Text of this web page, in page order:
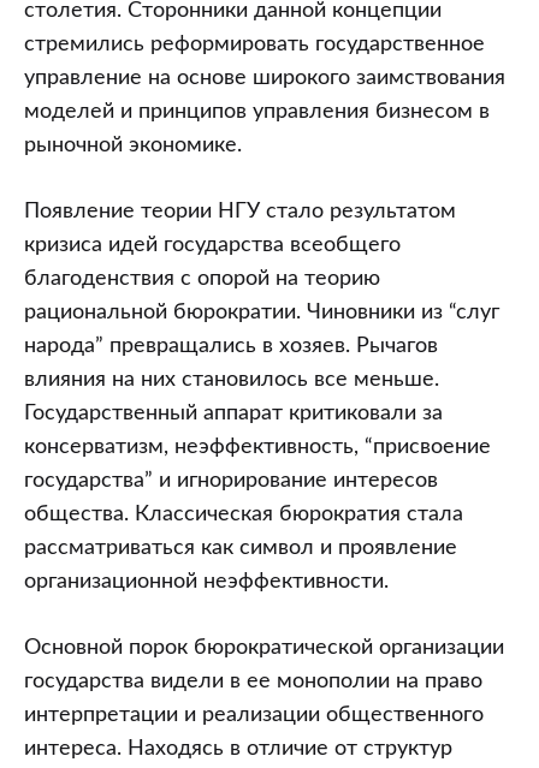
столетия. Сторонники данной концепции
стремились реформировать государственное
управление на основе широкого заимствования
моделей и принципов управления бизнесом в
рыночной экономике.
Появление теории НГУ стало результатом
кризиса идей государства всеобщего
благоденствия с опорой на теорию
рациональной бюрократии. Чиновники из “слуг
народа” превращались в хозяев. Рычагов
влияния на них становилось все меньше.
Государственный аппарат критиковали за
консерватизм, неэффективность, “присвоение
государства” и игнорирование интересов
общества. Классическая бюрократия стала
рассматриваться как символ и проявление
организационной неэффективности.
Основной порок бюрократической организации
государства видели в ее монополии на право
интерпретации и реализации общественного
интереса. Находясь в отличие от структур